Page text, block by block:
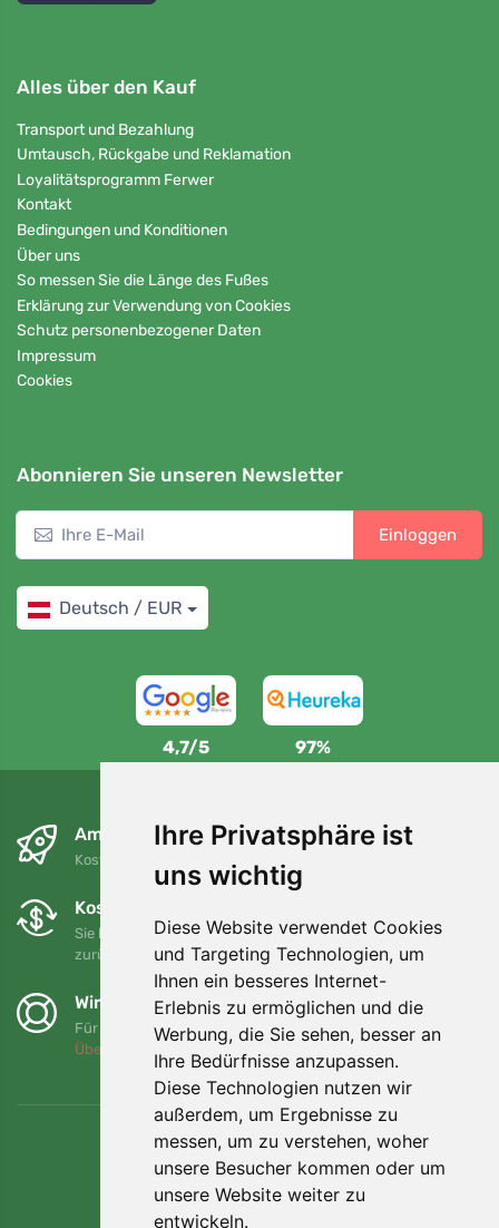
Ihre Privatsphäre ist
uns wichtig
Diese Website verwendet Cookies
und Targeting Technologien, um
Ihnen ein besseres Internet-
Erlebnis zu ermöglichen und die
Werbung, die Sie sehen, besser an
Ihre Bedürfnisse anzupassen.
Diese Technologien nutzen wir
außerdem, um Ergebnisse zu
messen, um zu verstehen, woher
unsere Besucher kommen oder um
unsere Website weiter zu
entwickeln.
Alles über den Kauf
Transport und Bezahlung
Umtausch, Rückgabe und Reklamation
Loyalitätsprogramm Ferwer
Kontakt
Bedingungen und Konditionen
Über uns
So messen Sie die Länge des Fußes
Erklärung zur Verwendung von Cookies
Schutz personenbezogener Daten
Impressum
Cookies
Abonnieren Sie unseren Newsletter
Einloggen
Deutsch / EUR
4,7/5 97%
Am nächsten Tag und kostenlos
Kostenloser Versand für Bestellungen über 80 EUR
Kostenloser Umtausch und Rückgabe
Sie können Ihre Bestellung jederzeit innerhalb von 90 Tagen
zurückgeben oder umtauschen.
Wir unterstützen Trees.org
Für jede Bestellung pflanzen wir einen Baum! Mehr lesen
Über uns